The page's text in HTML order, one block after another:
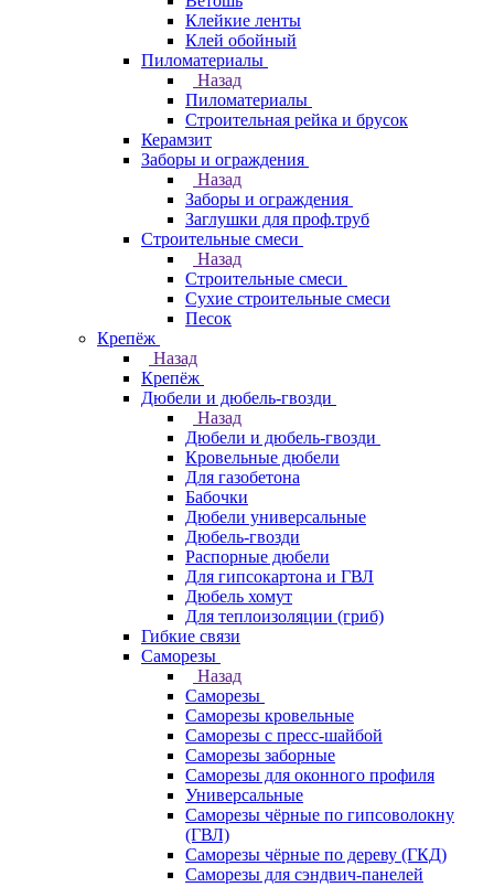
Клейкие ленты
Клей обойный
Пиломатериалы
Назад
Пиломатериалы
Строительная рейка и брусок
Керамзит
Заборы и ограждения
Назад
Заборы и ограждения
Заглушки для проф.труб
Строительные смеси
Назад
Строительные смеси
Сухие строительные смеси
Песок
Крепёж
Назад
Крепёж
Дюбели и дюбель-гвозди
Назад
Дюбели и дюбель-гвозди
Кровельные дюбели
Для газобетона
Бабочки
Дюбели универсальные
Дюбель-гвозди
Распорные дюбели
Для гипсокартона и ГВЛ
Дюбель хомут
Для теплоизоляции (гриб)
Гибкие связи
Саморезы
Назад
Саморезы
Саморезы кровельные
Саморезы с пресс-шайбой
Саморезы заборные
Саморезы для оконного профиля
Универсальные
Саморезы чёрные по гипсоволокну
(ГВЛ)
Саморезы чёрные по дереву (ГКД)
Саморезы для сэндвич-панелей